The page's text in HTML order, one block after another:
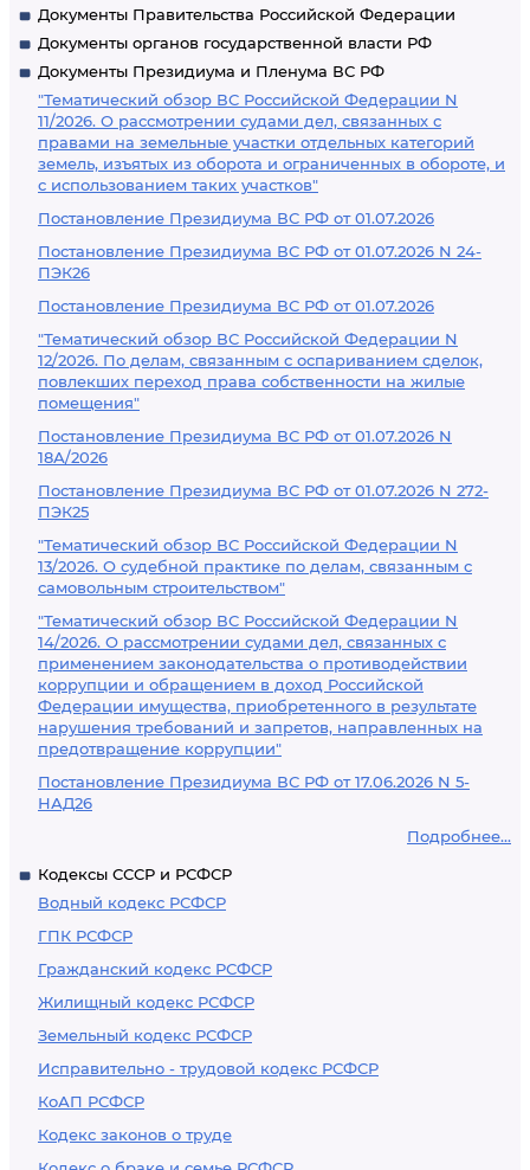
Документы Правительства Российской Федерации
Документы органов государственной власти РФ
Документы Президиума и Пленума ВС РФ
"Тематический обзор ВС Российской Федерации N
11/2026. О рассмотрении судами дел, связанных с
правами на земельные участки отдельных категорий
земель, изъятых из оборота и ограниченных в обороте, и
с использованием таких участков"
Постановление Президиума ВС РФ от 01.07.2026
Постановление Президиума ВС РФ от 01.07.2026 N 24-
ПЭК26
Постановление Президиума ВС РФ от 01.07.2026
"Тематический обзор ВС Российской Федерации N
12/2026. По делам, связанным с оспариванием сделок,
повлекших переход права собственности на жилые
помещения"
Постановление Президиума ВС РФ от 01.07.2026 N
18А/2026
Постановление Президиума ВС РФ от 01.07.2026 N 272-
ПЭК25
"Тематический обзор ВС Российской Федерации N
13/2026. О судебной практике по делам, связанным с
самовольным строительством"
"Тематический обзор ВС Российской Федерации N
14/2026. О рассмотрении судами дел, связанных с
применением законодательства о противодействии
коррупции и обращением в доход Российской
Федерации имущества, приобретенного в результате
нарушения требований и запретов, направленных на
предотвращение коррупции"
Постановление Президиума ВС РФ от 17.06.2026 N 5-
НАД26
Подробнее...
Кодексы СССР и РСФСР
Водный кодекс РСФСР
ГПК РСФСР
Гражданский кодекс РСФСР
Жилищный кодекс РСФСР
Земельный кодекс РСФСР
Исправительно - трудовой кодекс РСФСР
КоАП РСФСР
Кодекс законов о труде